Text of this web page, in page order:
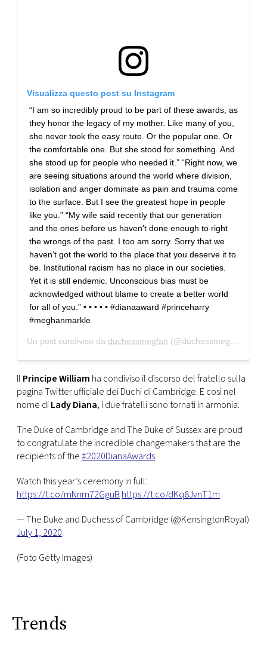
Visualizza questo post su Instagram
“I am so incredibly proud to be part of these awards, as
they honor the legacy of my mother. Like many of you,
she never took the easy route. Or the popular one. Or
the comfortable one. But she stood for something. And
she stood up for people who needed it.” “Right now, we
are seeing situations around the world where division,
isolation and anger dominate as pain and trauma come
to the surface. But I see the greatest hope in people
like you.” “My wife said recently that our generation
and the ones before us haven’t done enough to right
the wrongs of the past. I too am sorry. Sorry that we
haven’t got the world to the place that you deserve it to
be. Institutional racism has no place in our societies.
Yet it is still endemic. Unconscious bias must be
acknowledged without blame to create a better world
for all of you.” • • • • • #dianaaward #princeharry
#meghanmarkle
Un post condiviso da duchessmegfan (@duchessmegfan) in data:
Il Principe William ha condiviso il discorso del fratello sulla
pagina Twitter ufficiale dei Duchi di Cambridge. E così nel
nome diLady Diana, i due fratelli sono tornati in armonia.
The Duke of Cambridge and The Duke of Sussex are proud
to congratulate the incredible changemakers that are the
recipients of the#2020DianaAwards
Watch this year’s ceremony in full:
https://t.co/mNnm72GguB https://t.co/dKq8JvnT1m
— The Duke and Duchess of Cambridge (@KensingtonRoyal)
July 1, 2020
(Foto Getty Images)
Trends